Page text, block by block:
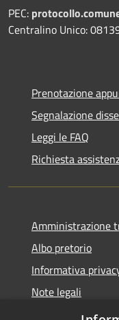
PEC:
Centralino Unico:
Prenotazione
Segnalazione
Leggi le FAQ
Richiesta
Amministrazione
Albo pretorio
Informativa
Note legali
Dichiarazione di